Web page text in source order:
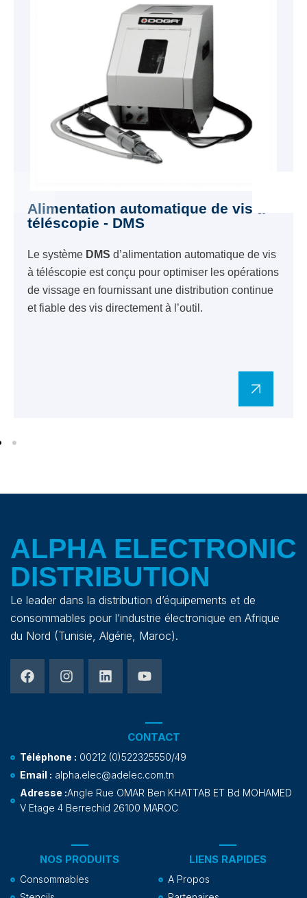
Alimentation automatique de vis à
téléscopie - DMS
Le système DMS d’alimentation automatique de vis
à téléscopie est conçu pour optimiser les opérations
de vissage en fournissant une distribution continue
et fiable des vis directement à l’outil.
ALPHA ELECTRONIC
DISTRIBUTION
Le leader dans la distribution d’équipements et de
consommables pour l’industrie électronique en Afrique
du Nord (Tunisie, Algérie, Maroc).
NOS PRODUITS
Consommables
LIENS RAPIDES
A Propos
CONTACT
Téléphone : 00212 (0)522325550/49
Email : alpha.elec@adelec.com.tn
Adresse :Angle Rue OMAR Ben KHATTAB ET Bd MOHAMED
V Etage 4 Berrechid 26100 MAROC